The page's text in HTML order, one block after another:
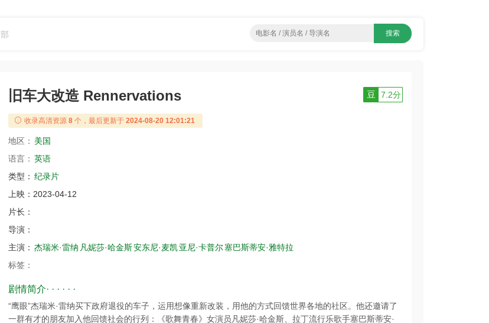
部
旧车大改造 Rennervations 豆 7.2分
收录高清资源 8 个，最后更新于 2024-08-20 12:01:21
地区： 美国
语言： 英语
类型： 纪录片
上映： 2023-04-12
片长：
导演：
主演： 杰瑞米·雷纳 凡妮莎·哈金斯安东尼·麦凯亚尼·卡普尔塞巴斯蒂安·雅特拉
标签：
剧情简介· · · · · ·
“鹰眼”杰瑞米·雷纳买下政府退役的车子，运用想像重新改装，用他的方式回馈世界各地的社区。他还邀请了
一群有才的朋友加入他回馈社会的行列：《歌舞青春》女演员凡妮莎·哈金斯、拉丁流行乐歌手塞巴斯蒂安·